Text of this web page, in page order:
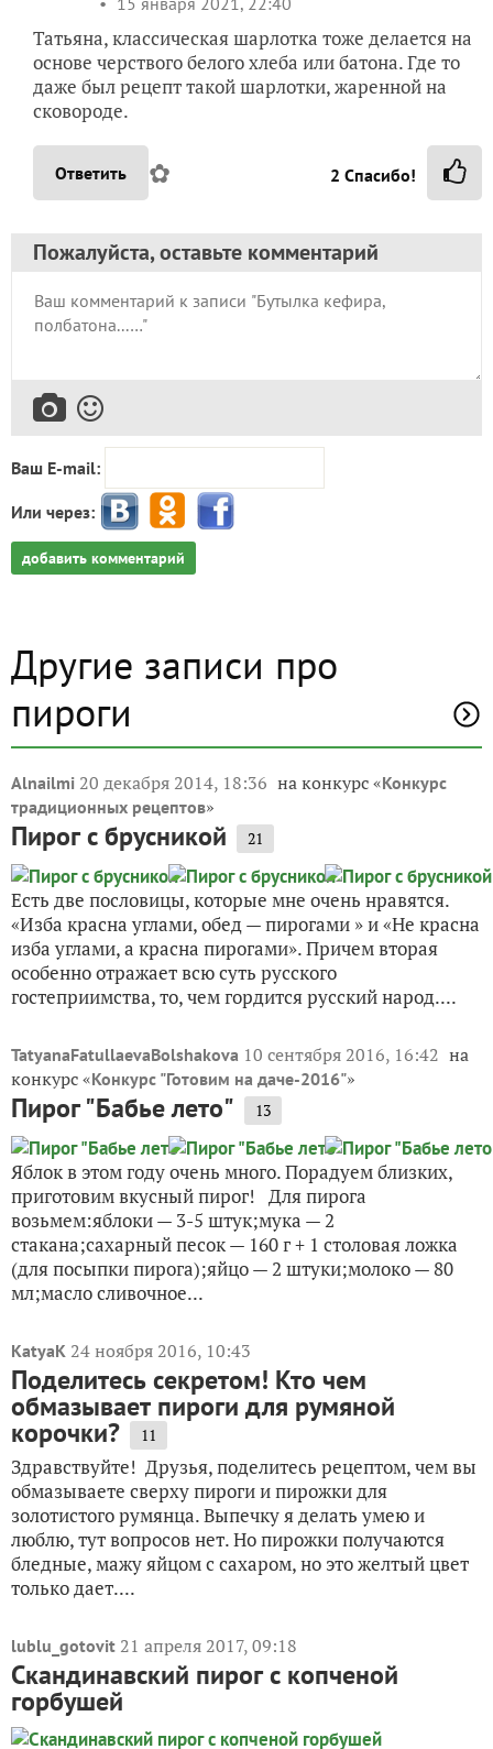
Татьяна, классическая шарлотка тоже делается на
основе черствого белого хлеба или батона. Где то
даже был рецепт такой шарлотки, жаренной на
сковороде.
Ответить ✿ 2 Спасибо!
Пожалуйста, оставьте комментарий
Ваш E-mail:
Или через:
добавить комментарий
Другие записи про
пироги
Alnailmi 20 декабря 2014, 18:36 на конкурс «Конкурс
традиционных рецептов»
Пирог с брусникой 21
Есть две пословицы, которые мне очень нравятся.
«Изба красна углами, обед — пирогами » и «Не красна
изба углами, а красна пирогами». Причем вторая
особенно отражает всю суть русского
гостеприимства, то, чем гордится русский народ....
TatyanaFatullaevaBolshakova 10 сентября 2016, 16:42 на
конкурс «Конкурс "Готовим на даче-2016"»
Пирог "Бабье лето" 13
Яблок в этом году очень много. Порадуем близких,
приготовим вкусный пирог! Для пирога
возьмем:яблоки — 3-5 штук;мука — 2
стакана;сахарный песок — 160 г + 1 столовая ложка
(для посыпки пирога);яйцо — 2 штуки;молоко — 80
мл;масло сливочное...
KatyaK 24 ноября 2016, 10:43
Поделитесь секретом! Кто чем
обмазывает пироги для румяной
корочки? 11
Здравствуйте! Друзья, поделитесь рецептом, чем вы
обмазываете сверху пироги и пирожки для
золотистого румянца. Выпечку я делать умею и
люблю, тут вопросов нет. Но пирожки получаются
бледные, мажу яйцом с сахаром, но это желтый цвет
только дает....
lublu_gotovit 21 апреля 2017, 09:18
Скандинавский пирог с копченой
горбушей